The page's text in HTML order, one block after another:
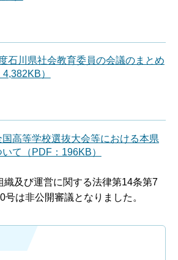
石川県社会教育委員の会議のまとめ
）
高等学校選抜大会等における本県
て（PDF：196KB）
及び運営に関する法律第14条第7
は非公開審議となりました。